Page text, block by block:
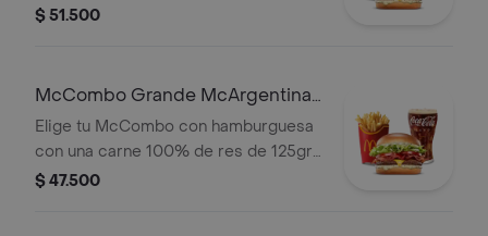
125gr c/u, salsa mayo chimichurri,
grandes y gaseosa grande a elegir.
$ 51.500
McCombo Grande McArgentina 1
Carne
Elige tu McCombo con hamburguesa
con una carne 100% de res de 125gr,
salsa mayo chimichurri, cebolla
$ 47.500